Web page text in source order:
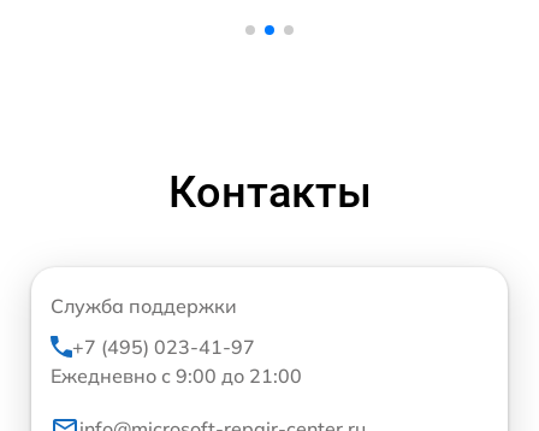
Контакты
Служба поддержки
+7 (495) 023-41-97
Ежедневно с 9:00 до 21:00